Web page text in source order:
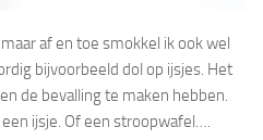
af en toe smokkel ik ook wel
bijvoorbeeld dol op ijsjes. Het
de bevalling te maken hebben.
ijsje. Of een stroopwafel….